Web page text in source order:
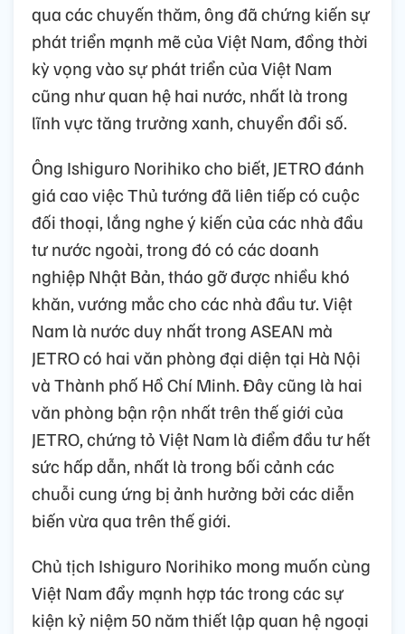
qua các chuyến thăm, ông đã chứng kiến sự
phát triển mạnh mẽ của Việt Nam, đồng thời
kỳ vọng vào sự phát triển của Việt Nam
cũng như quan hệ hai nước, nhất là trong
lĩnh vực tăng trưởng xanh, chuyển đổi số.
Ông Ishiguro Norihiko cho biết, JETRO đánh
giá cao việc Thủ tướng đã liên tiếp có cuộc
đối thoại, lắng nghe ý kiến của các nhà đầu
tư nước ngoài, trong đó có các doanh
nghiệp Nhật Bản, tháo gỡ được nhiều khó
khăn, vướng mắc cho các nhà đầu tư. Việt
Nam là nước duy nhất trong ASEAN mà
JETRO có hai văn phòng đại diện tại Hà Nội
và Thành phố Hồ Chí Minh. Đây cũng là hai
văn phòng bận rộn nhất trên thế giới của
JETRO, chứng tỏ Việt Nam là điểm đầu tư hết
sức hấp dẫn, nhất là trong bối cảnh các
chuỗi cung ứng bị ảnh hưởng bởi các diễn
biến vừa qua trên thế giới.
Chủ tịch Ishiguro Norihiko mong muốn cùng
Việt Nam đẩy mạnh hợp tác trong các sự
kiện kỷ niệm 50 năm thiết lập quan hệ ngoại